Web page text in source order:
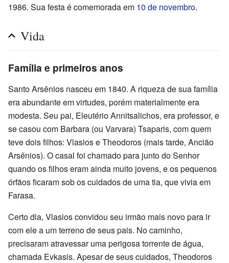
1986. Sua festa é comemorada em 10 de novembro.
Vida
Família e primeiros anos
Santo Arsênios nasceu em 1840. A riqueza de sua família
era abundante em virtudes, porém materialmente era
modesta. Seu pai, Eleutério Annitsalichos, era professor, e
se casou com Barbara (ou Varvara) Tsaparis, com quem
teve dois filhos: Vlasios e Theodoros (mais tarde, Ancião
Arsênios). O casal foi chamado para junto do Senhor
quando os filhos eram ainda muito jovens, e os pequenos
órfãos ficaram sob os cuidados de uma tia, que vivia em
Farasa.
Certo dia, Vlasios convidou seu irmão mais novo para ir
com ele a um terreno de seus pais. No caminho,
precisaram atravessar uma perigosa torrente de água,
chamada Evkasis. Apesar de seus cuidados, Theodoros